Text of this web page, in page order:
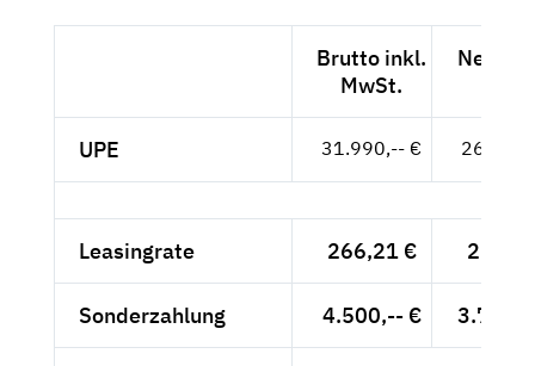
Brutto inkl.
MwSt.
Netto
UPE 31.990,-- €
Leasingrate 266,21 €
Sonderzahlung 4.500,-- €